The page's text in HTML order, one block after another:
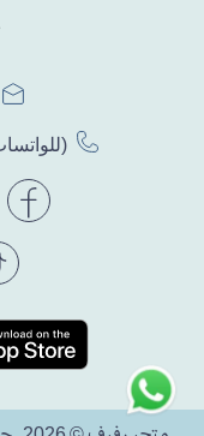
(للواتساب فقط)